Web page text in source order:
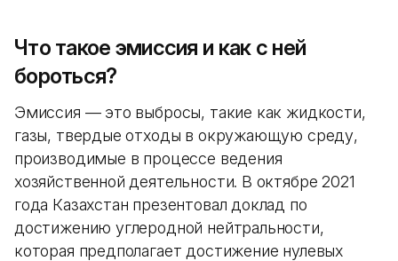
Что такое эмиссия и как с ней
бороться?
Эмиссия — это выбросы, такие как жидкости,
газы, твердые отходы в окружающую среду,
производимые в процессе ведения
хозяйственной деятельности. В октябре 2021
года Казахстан презентовал доклад по
достижению углеродной нейтральности,
которая предполагает достижение нулевых